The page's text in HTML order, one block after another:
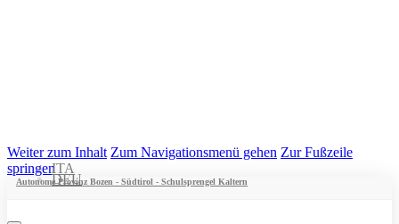
Weiter zum Inhalt Zum Navigationsmenü gehen Zur Fußzeile
springen
Autonome Provinz Bozen - Südtirol - Schulsprengel Kaltern
ITA
DEU